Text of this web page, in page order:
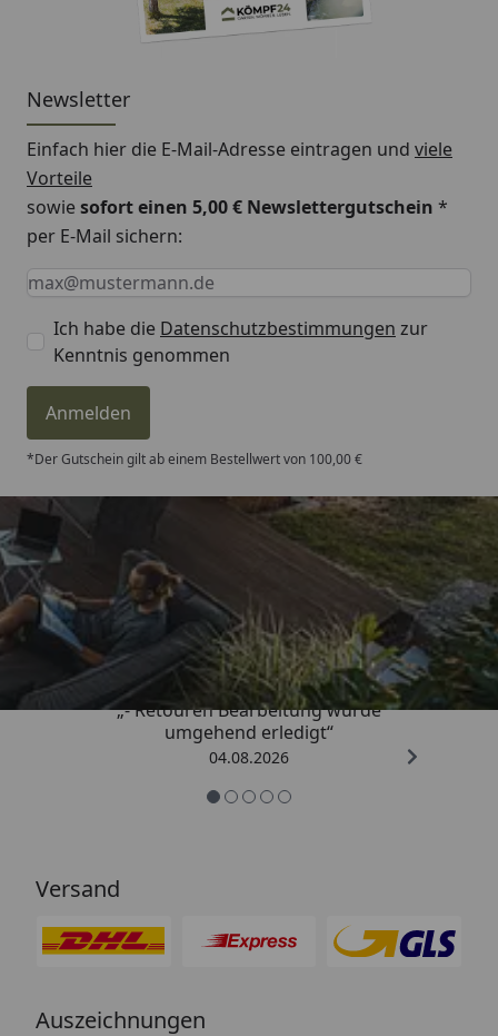
Newsletter
Einfach hier die E-Mail-Adresse eintragen und viele
Vorteile
sowiesofort einen 5,00 € Newslettergutschein *
per E-Mail sichern:
Keine Eingabe erforderlich
Eingabe erforderlich
E-Mail *
Ich habe die Datenschutzbestimmungen zur
Kenntnis genommen
Anmelden
*Der Gutschein gilt ab einem Bestellwert von 100,00 €
Trusted Shops
4,81/ 5
„- Retouren Bearbeitung wurde
umgehend erledigt“
04.08.2026
Versand
Auszeichnungen